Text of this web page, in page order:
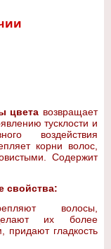
цвета возвращает
тусклости и
воздействия
корни волос,
Содержит
свойства:
волосы,
их более
придают гладкость